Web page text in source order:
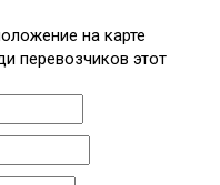
на карте
перевозчиков этот